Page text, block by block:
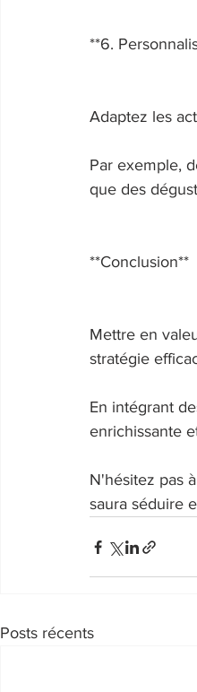
**6.
Adaptez les
Par exemple,
que des
**Conclusion**
Mettre en
stratégie
En intégrant
enrichissante
N'hésitez pas
saura séduire
Posts récents